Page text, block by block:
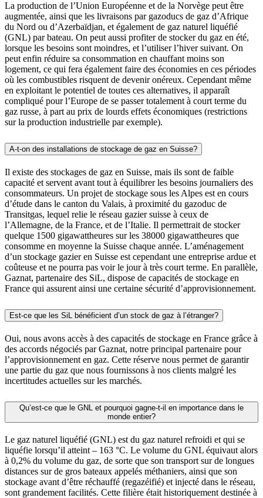
La production de l’Union Européenne et de la Norvège peut être
augmentée, ainsi que les livraisons par gazoducs de gaz d’Afrique
du Nord ou d’Azerbaïdjan, et également de gaz naturel liquéfié
(GNL) par bateau. On peut aussi profiter de stocker du gaz en été,
lorsque les besoins sont moindres, et l’utiliser l’hiver suivant. On
peut enfin réduire sa consommation en chauffant moins son
logement, ce qui fera également faire des économies en ces périodes
où les combustibles risquent de devenir onéreux. Cependant même
en exploitant le potentiel de toutes ces alternatives, il apparaît
compliqué pour l’Europe de se passer totalement à court terme du
gaz russe, à part au prix de lourds effets économiques (restrictions
sur la production industrielle par exemple).
A-t-on des installations de stockage de gaz en Suisse?
Il existe des stockages de gaz en Suisse, mais ils sont de faible
capacité et servent avant tout à équilibrer les besoins journaliers des
consommateurs. Un projet de stockage sous les Alpes est en cours
d’étude dans le canton du Valais, à proximité du gazoduc de
Transitgas, lequel relie le réseau gazier suisse à ceux de
l’Allemagne, de la France, et de l’Italie. Il permettrait de stocker
quelque 1500 gigawattheures sur les 38000 gigawattheures que
consomme en moyenne la Suisse chaque année. L’aménagement
d’un stockage gazier en Suisse est cependant une entreprise ardue et
coûteuse et ne pourra pas voir le jour à très court terme. En parallèle,
Gaznat, partenaire des SiL, dispose de capacités de stockage en
France qui assurent ainsi une certaine sécurité d’approvisionnement.
Est-ce que les SiL bénéficient d’un stock de gaz à l’étranger?
Oui, nous avons accès à des capacités de stockage en France grâce à
des accords négociés par Gaznat, notre principal partenaire pour
l’approvisionnement en gaz. Cette réserve nous permet de garantir
une partie du gaz que nous fournissons à nos clients malgré les
incertitudes actuelles sur les marchés.
Qu’est-ce que le GNL et pourquoi gagne-t-il en importance dans le
monde entier?
Le gaz naturel liquéfié (GNL) est du gaz naturel refroidi et qui se
liquéfie lorsqu’il atteint – 163 °C. Le volume du GNL équivaut alors
à 0,2% du volume du gaz, de sorte que son transport sur de longues
distances sur de gros bateaux appelés méthaniers, ainsi que son
stockage avant d’être réchauffé (regazéifié) et injecté dans le réseau,
sont grandement facilités. Cette filière était historiquement destinée à